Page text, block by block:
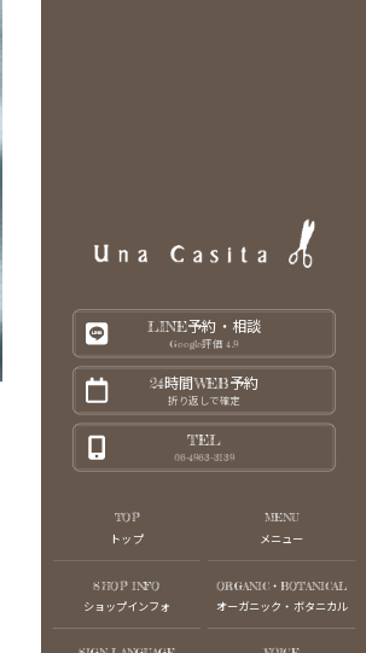
LINE予約・相談
Google評価 4.9
24時間WEB予約
折り返しで確定
TEL
06-4963-3139
TOP
トップ
MENU
メニュー
SHOP INFO
ショップインフォ
ORGANIC・BOTANICAL
オーガニック・ボタニカル